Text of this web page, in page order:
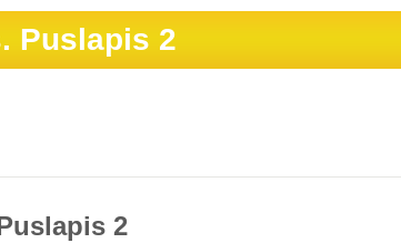
Puslapis 2
2